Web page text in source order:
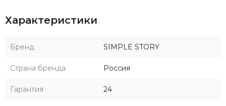
Характеристики
Бренд SIMPLE STORY
Страна бренда Россия
Гарантия 24